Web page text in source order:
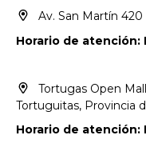
Av. San Martín
Horario de atención:
Tortugas Open
Tortuguitas, Provincia
Horario de atención: